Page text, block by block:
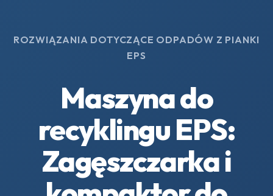
ROZWIĄZANIA DOTYCZĄCE ODPADÓW Z PIANKI
EPS
Maszyna do
recyklingu EPS:
Zagęszczarka i